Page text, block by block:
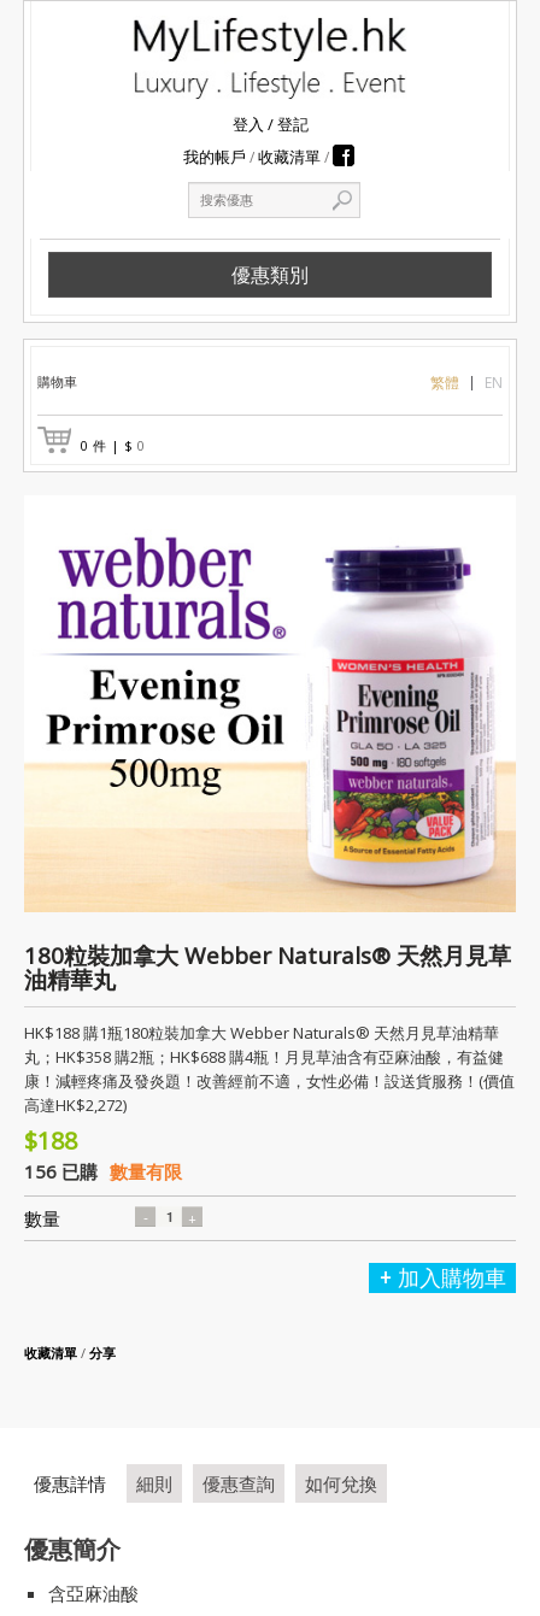
登入 /登記
我的帳戶
收藏清單
優惠類別
購物車 繁體 EN
0 件 | $ 0
180粒裝加拿大 Webber Naturals® 天然月見草
油精華丸
HK$188 購1瓶180粒裝加拿大 Webber Naturals® 天然月見草油精華
丸；HK$358 購2瓶；HK$688 購4瓶！月見草油含有亞麻油酸，有益健
康！減輕疼痛及發炎題！改善經前不適，女性必備！設送貨服務！(價值
高達HK$2,272)
$188
156 已購 數量有限
數量
加入購物車
收藏清單 / 分享
優惠詳情 細則 優惠查詢 如何兌換
優惠簡介
含亞麻油酸